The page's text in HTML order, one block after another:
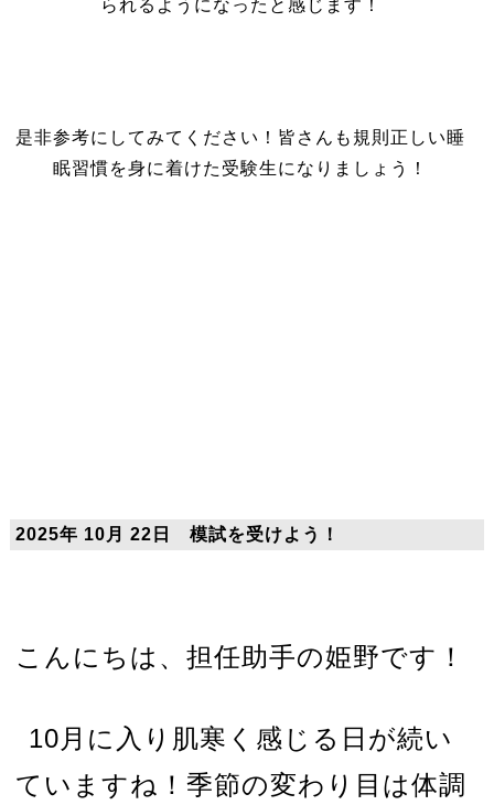
られるようになったと感じます！
是非参考にしてみてください！皆さんも規則正しい睡
眠習慣を身に着けた受験生になりましょう！
2025年 10月 22日 模試を受けよう！
こんにちは、担任助手の姫野です！
10月に入り肌寒く感じる日が続い
ていますね！季節の変わり目は体調